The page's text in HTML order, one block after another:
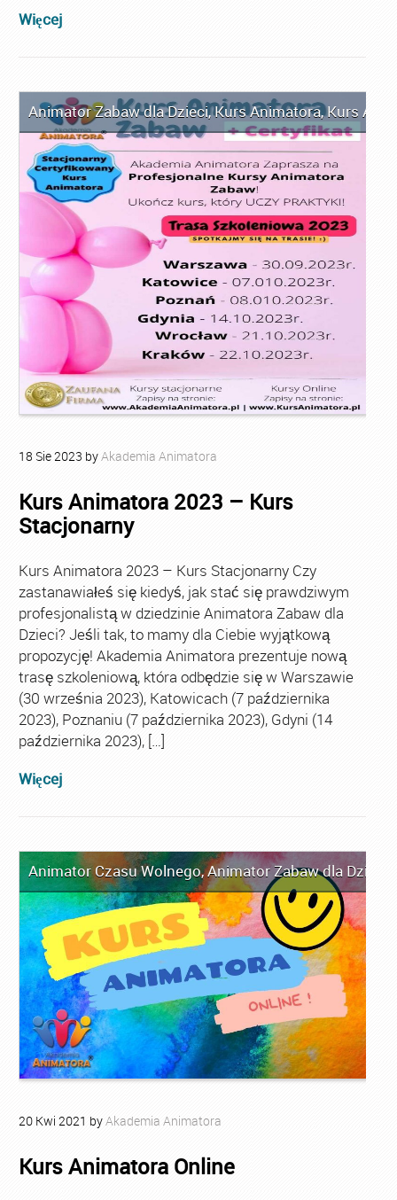
Więcej
Animator Zabaw dla Dzieci,Kurs Animatora,Kurs
18 Sie2023 byAkademia Animatora
Kurs Animatora 2023 – Kurs
Stacjonarny
Kurs Animatora 2023 – Kurs Stacjonarny Czy
zastanawiałeś się kiedyś, jak stać się prawdziwym
profesjonalistą w dziedzinie Animatora Zabaw dla
Dzieci? Jeśli tak, to mamy dla Ciebie wyjątkową
propozycję! Akademia Animatora prezentuje nową
trasę szkoleniową, która odbędzie się w Warszawie
(30 września 2023), Katowicach (7 października
2023), Poznaniu (7 października 2023), Gdyni (14
października 2023), […]
Więcej
Animator Czasu Wolnego,Animator Zabaw dla Dzieci
20 Kwi 2021 byAkademia Animatora
Kurs Animatora Online